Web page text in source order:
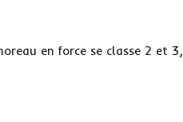
en force se classe 2 et 3,